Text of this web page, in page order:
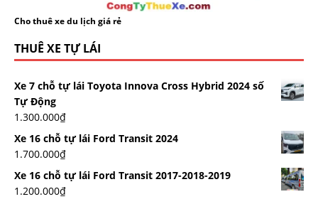
Cho thuê xe du lịch giá rẻ
THUÊ XE TỰ LÁI
Xe 7 chỗ tự lái Toyota Innova Cross Hybrid 2024 số
Tự Động
1.300.000₫
Xe 16 chỗ tự lái Ford Transit 2024
1.700.000₫
Xe 16 chỗ tự lái Ford Transit 2017-2018-2019
1.200.000₫